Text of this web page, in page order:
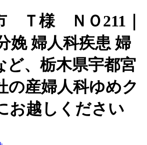
Ｔ様 ＮＯ211｜
娩 婦人科疾患 婦
ど、栃木県宇都宮
の産婦人科ゆめク
お越しください